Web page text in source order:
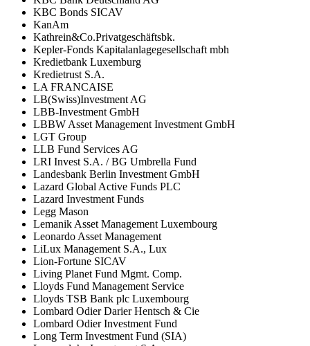
KBC Bonds SICAV
KanAm
Kathrein&Co.Privatgeschäftsbk.
Kepler-Fonds Kapitalanlagegesellschaft mbh
Kredietbank Luxemburg
Kredietrust S.A.
LA FRANCAISE
LB(Swiss)Investment AG
LBB-Investment GmbH
LBBW Asset Management Investment GmbH
LGT Group
LLB Fund Services AG
LRI Invest S.A. / BG Umbrella Fund
Landesbank Berlin Investment GmbH
Lazard Global Active Funds PLC
Lazard Investment Funds
Legg Mason
Lemanik Asset Management Luxembourg
Leonardo Asset Management
LiLux Management S.A., Lux
Lion-Fortune SICAV
Living Planet Fund Mgmt. Comp.
Lloyds Fund Management Service
Lloyds TSB Bank plc Luxembourg
Lombard Odier Darier Hentsch & Cie
Lombard Odier Investment Fund
Long Term Investment Fund (SIA)